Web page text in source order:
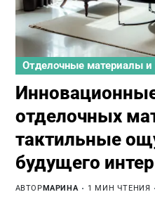
Отделочные материалы и
отделочных
тактильные
будущего
АВТОРМАРИНА 1 МИН ЧТЕНИЯ